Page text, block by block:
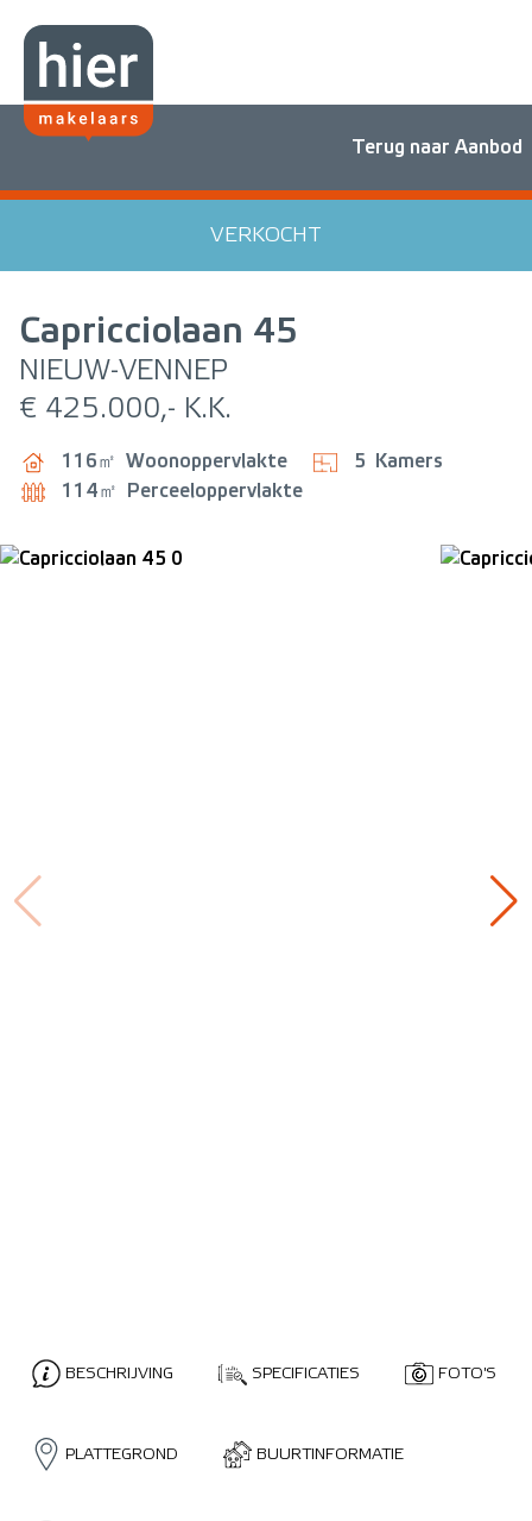
Terug naar Aanbod
VERKOCHT
Capricciolaan 45
NIEUW-VENNEP
€ 425.000,- K.K.
116㎡ Woonoppervlakte 5
Kamers
114㎡
Perceeloppervlakte
BESCHRIJVING SPECIFICATIES FOTO'S
PLATTEGROND BUURTINFORMATIE